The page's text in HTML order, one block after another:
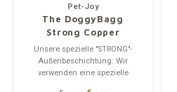
Pet-Joy
The DoggyBagg
Strong Copper
Unsere spezielle "STRONG"-
Außenbeschichtung: Wir
verwenden eine spezielle